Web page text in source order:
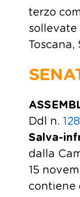
terzo
sollevate
Ddl n.
Salva-
dalla
15
contiene